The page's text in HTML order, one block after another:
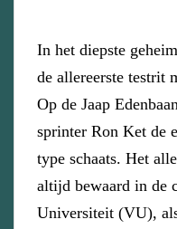
In het diepste
de allereerste testrit
Op de Jaap
sprinter Ron Ket de
type schaats. Het
altijd bewaard in de
Universiteit (VU),